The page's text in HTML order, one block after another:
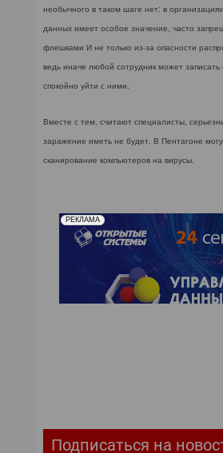
необычного в таком шаге нет: в
данных имеет особое значение, часто
флешками И не только из-за опасности
ведь иначе любой сотрудник может
спокойно уйти с ними.
Вместе с тем, считают специалисты,
заражение иметь не будет. В Пентагоне
сканирование компьютеров на вирусы.
РЕКЛАМА
Подписаться на